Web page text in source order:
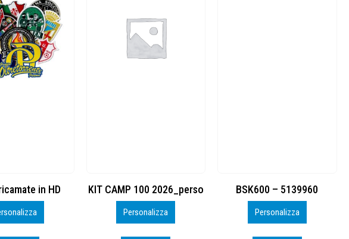
100 2026_perso BSK600 – 5139960
Personalizza
DTF
Personalizza